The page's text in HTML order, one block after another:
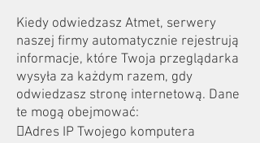
Kiedy odwiedzasz Atmet, serwery
naszej firmy automatycznie rejestrują
informacje, które Twoja przeglądarka
wysyła za każdym razem, gdy
odwiedzasz stronę internetową. Dane
te mogą obejmować:
Adres IP Twojego komputera